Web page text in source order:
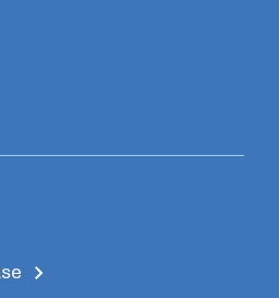
chevron_right